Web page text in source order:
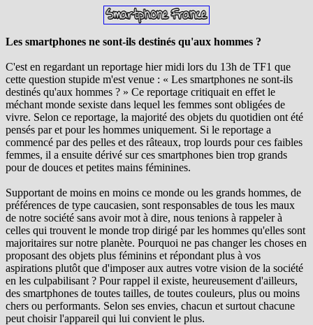
Les smartphones ne sont-ils destinés qu'aux hommes ?
C'est en regardant un reportage hier midi lors du 13h de TF1 que
cette question stupide m'est venue : « Les smartphones ne sont-ils
destinés qu'aux hommes ? » Ce reportage critiquait en effet le
méchant monde sexiste dans lequel les femmes sont obligées de
vivre. Selon ce reportage, la majorité des objets du quotidien ont été
pensés par et pour les hommes uniquement. Si le reportage a
commencé par des pelles et des râteaux, trop lourds pour ces faibles
femmes, il a ensuite dérivé sur ces smartphones bien trop grands
pour de douces et petites mains féminines.
Supportant de moins en moins ce monde ou les grands hommes, de
préférences de type caucasien, sont responsables de tous les maux
de notre société sans avoir mot à dire, nous tenions à rappeler à
celles qui trouvent le monde trop dirigé par les hommes qu'elles sont
majoritaires sur notre planète. Pourquoi ne pas changer les choses en
proposant des objets plus féminins et répondant plus à vos
aspirations plutôt que d'imposer aux autres votre vision de la société
en les culpabilisant ? Pour rappel il existe, heureusement d'ailleurs,
des smartphones de toutes tailles, de toutes couleurs, plus ou moins
chers ou performants. Selon ses envies, chacun et surtout chacune
peut choisir l'appareil qui lui convient le plus.